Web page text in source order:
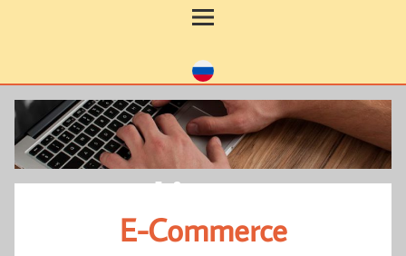
E-Commerce
E-Commerce